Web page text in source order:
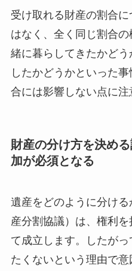
受け取れる財産の割合
はなく、全く同じ割合
緒に暮らしてきたかど
したかどうかといった
合には影響しない点に注
財産の分け方を決め
加が必須となる
遺産をどのように分け
産分割協議）は、権利
て成立します。したが
たくないという理由で